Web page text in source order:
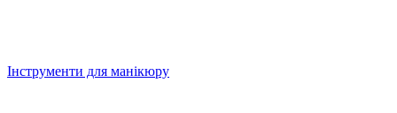
Інструменти для манікюру